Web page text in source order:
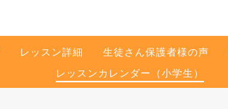
レッスン詳細 生徒さん保護者様の声
レッスンカレンダー（小学生）